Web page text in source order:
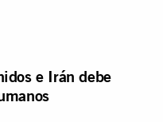
e Irán debe